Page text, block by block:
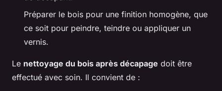
Préparer le bois pour une finition homogène, que
ce soit pour peindre, teindre ou appliquer un
vernis.
Le nettoyage du bois après décapage doit être
effectué avec soin. Il convient de :